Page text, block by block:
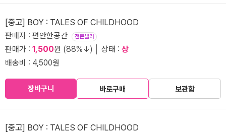
[중고] BOY : TALES OF CHILDHOOD
판매자 : 편안한공간 전문셀러
판매가 : 1,500원 (88%↓) │ 상태 : 상
배송비 : 4,500원
장바구니 바로구매 보관함
[중고] BOY : TALES OF CHILDHOOD